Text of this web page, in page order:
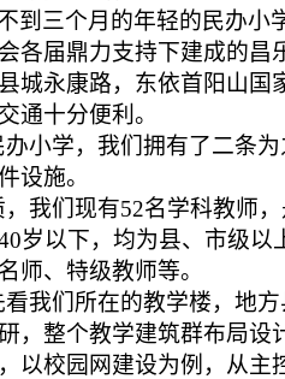
到三个月的年轻的民办小
各届鼎力支持下建成的昌
城永康路，东依首阳山国
通十分便利。
小学，我们拥有了二条
设施。
我们现有52名学科教师
岁以下，均为县、市级以
师、特级教师等。
我们所在的教学楼，地
，整个教学建筑群布局设
以校园网建设为例，从主